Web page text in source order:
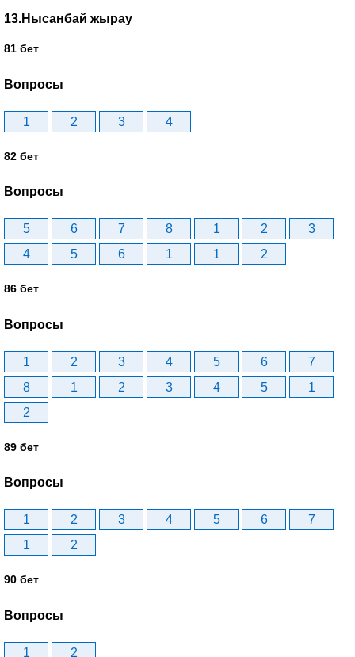
13.Нысанбай жырау
81 бет
Вопросы
1 2 3 4
82 бет
Вопросы
5 6 7 8 1 2
3
4
5 6 1 1 2
86 бет
Вопросы
1 2 3 4 5 6
7
8
1 2 3 4 5
1
2
89 бет
Вопросы
1 2 3 4 5 6
7
1
2
90 бет
Вопросы
1 2